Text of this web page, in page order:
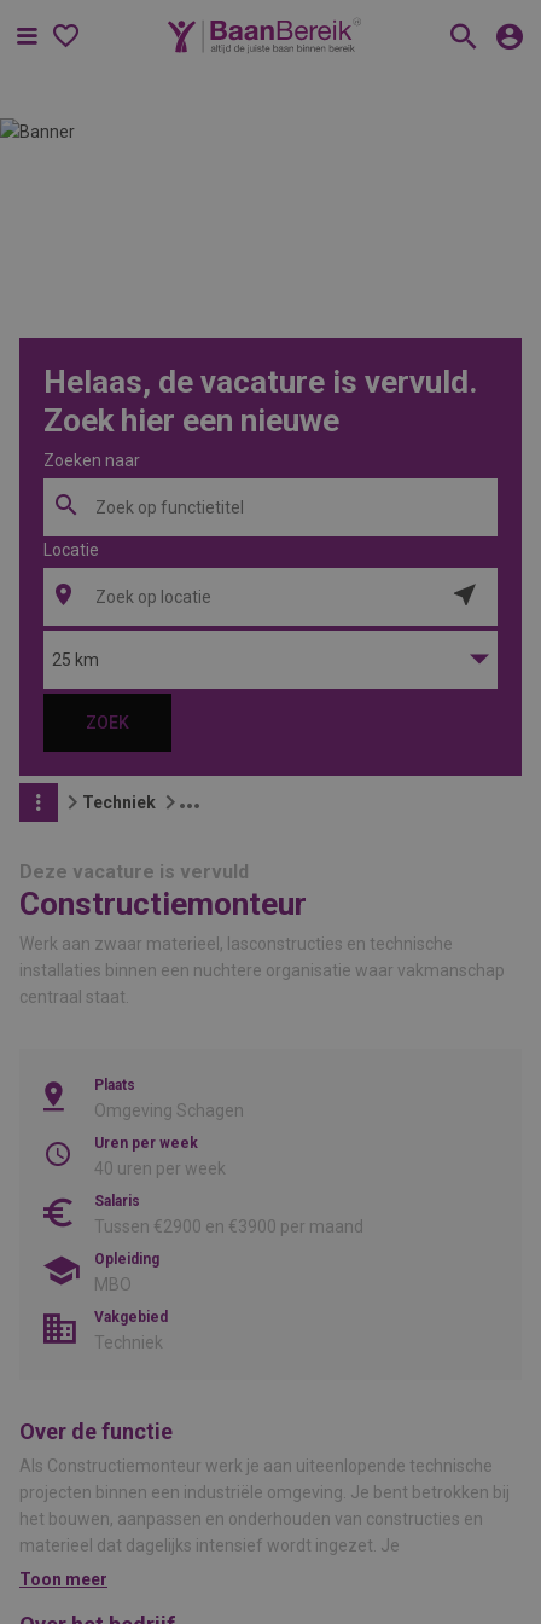
Menu
Helaas, de vacature is vervuld.
Zoek hier een nieuwe
Zoeken naar
Locatie
ophalen
25 km
ZOEK
Techniek
Deze vacature is vervuld
Constructiemonteur
Werk aan zwaar materieel, lasconstructies en technische
installaties binnen een nuchtere organisatie waar vakmanschap
centraal staat.
Plaats
Omgeving Schagen
Uren per week
40 uren per week
Salaris
Tussen €2900 en €3900 per maand
Opleiding
MBO
Vakgebied
Techniek
Over de functie
Als Constructiemonteur werk je aan uiteenlopende technische
projecten binnen een industriële omgeving. Je bent betrokken bij
het bouwen, aanpassen en onderhouden van constructies en
materieel dat dagelijks intensief wordt ingezet. Je
werkzaamheden zijn afwisselend en vinden plaats in de
Toon meer